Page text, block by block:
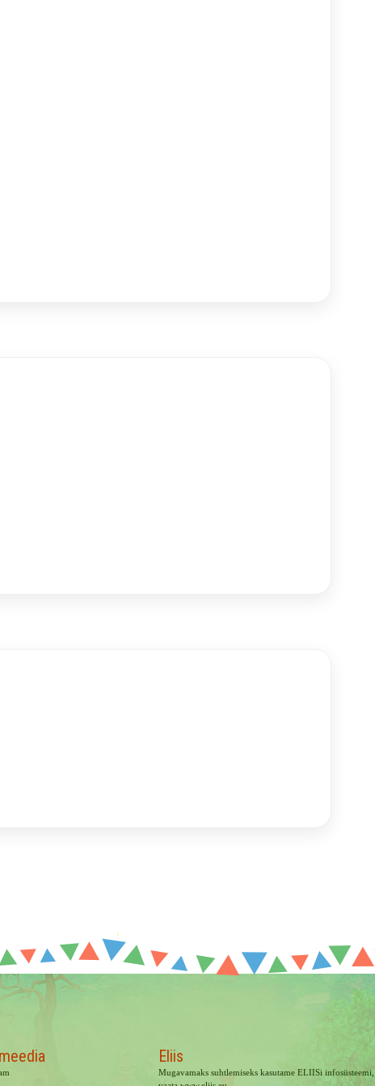
Eliis
Mugavamaks suhtlemiseks kasutame ELIISi infosüsteemi,